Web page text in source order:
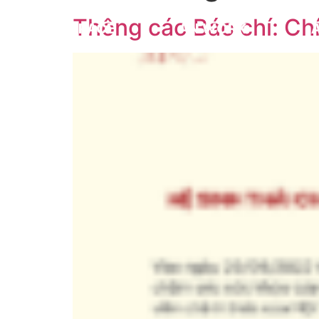
AN SPACE AN WORK
Thông cáo Báo chí: